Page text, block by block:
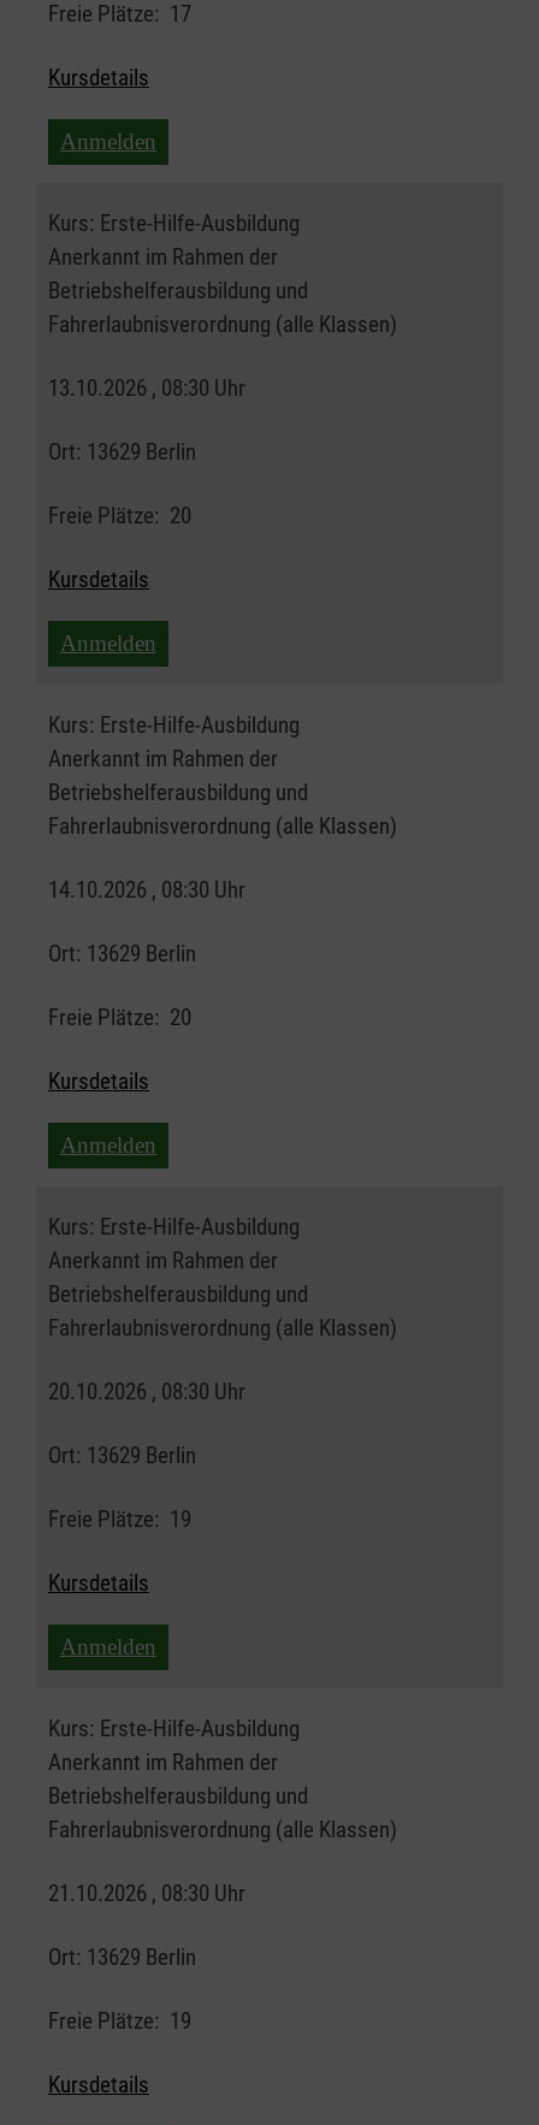
Freie Plätze: 17
Kursdetails
Anmelden
Kurs: Erste-Hilfe-Ausbildung
Anerkannt im Rahmen der
Betriebshelferausbildung und
Fahrerlaubnisverordnung (alle Klassen)
13.10.2026 , 08:30 Uhr
Ort: 13629 Berlin
Freie Plätze: 20
Kursdetails
Anmelden
Kurs: Erste-Hilfe-Ausbildung
Anerkannt im Rahmen der
Betriebshelferausbildung und
Fahrerlaubnisverordnung (alle Klassen)
14.10.2026 , 08:30 Uhr
Ort: 13629 Berlin
Freie Plätze: 20
Kursdetails
Anmelden
Kurs: Erste-Hilfe-Ausbildung
Anerkannt im Rahmen der
Betriebshelferausbildung und
Fahrerlaubnisverordnung (alle Klassen)
20.10.2026 , 08:30 Uhr
Ort: 13629 Berlin
Freie Plätze: 19
Kursdetails
Anmelden
Kurs: Erste-Hilfe-Ausbildung
Anerkannt im Rahmen der
Betriebshelferausbildung und
Fahrerlaubnisverordnung (alle Klassen)
21.10.2026 , 08:30 Uhr
Ort: 13629 Berlin
Freie Plätze: 19
Kursdetails